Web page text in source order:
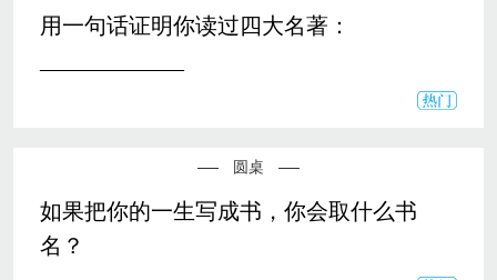
用一句话证明你读过四大名著：
圆桌
如果把你的一生写成书，你会取什么书
名？